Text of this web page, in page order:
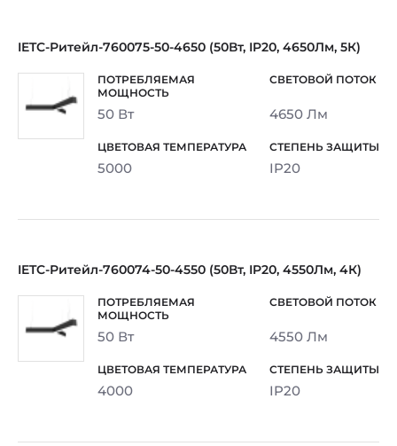
IETC-Ритейл-760075-50-4650 (50Вт, IP20, 4650Лм, 5К)
50 Вт 4650 Лм
5000 IP20
IETC-Ритейл-760074-50-4550 (50Вт, IP20, 4550Лм, 4К)
50 Вт 4550 Лм
4000 IP20